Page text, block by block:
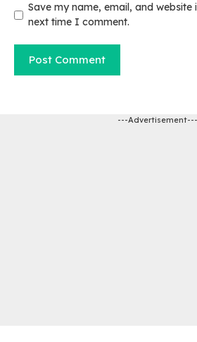
Save my name, email, and website
next time I comment.
---Advertisement---